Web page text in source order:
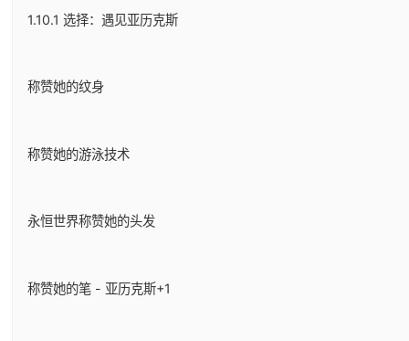
1.10.1 选择：遇见亚历克斯
称赞她的纹身
称赞她的游泳技术
永恒世界称赞她的头发
称赞她的笔 - 亚历克斯+1